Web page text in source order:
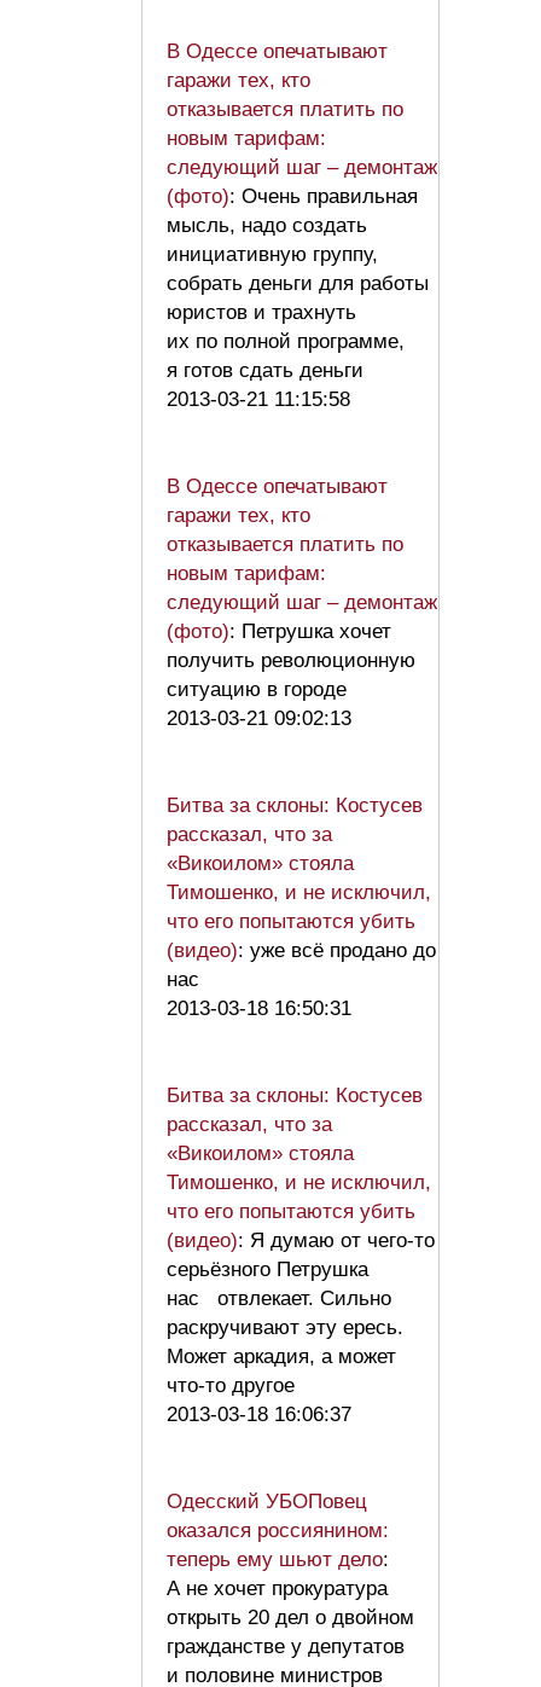
В Одессе опечатывают
гаражи тех, кто
отказывается платить по
новым тарифам:
следующий шаг – демонтаж
(фото): Очень правильная
мысль, надо создать
инициативную группу,
собрать деньги для работы
юристов и трахнуть
их по полной программе,
я готов сдать деньги
2013-03-21 11:15:58
В Одессе опечатывают
гаражи тех, кто
отказывается платить по
новым тарифам:
следующий шаг – демонтаж
(фото): Петрушка хочет
получить революционную
ситуацию в городе
2013-03-21 09:02:13
Битва за склоны: Костусев
рассказал, что за
«Викоилом» стояла
Тимошенко, и не исключил,
что его попытаются убить
(видео): уже всё продано до
нас
2013-03-18 16:50:31
Битва за склоны: Костусев
рассказал, что за
«Викоилом» стояла
Тимошенко, и не исключил,
что его попытаются убить
(видео): Я думаю от чего-то
серьёзного Петрушка
нас отвлекает. Сильно
раскручивают эту ересь.
Может аркадия, а может
что-то другое
2013-03-18 16:06:37
Одесский УБОПовец
оказался россиянином:
теперь ему шьют дело:
А не хочет прокуратура
открыть 20 дел о двойном
гражданстве у депутатов
и половине министров